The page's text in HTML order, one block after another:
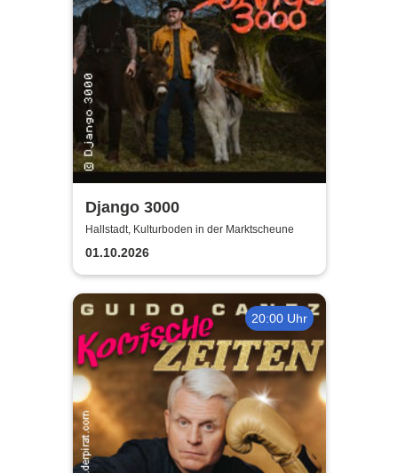
Django 3000
Hallstadt, Kulturboden in der Marktscheune
01.10.2026
20:00 Uhr